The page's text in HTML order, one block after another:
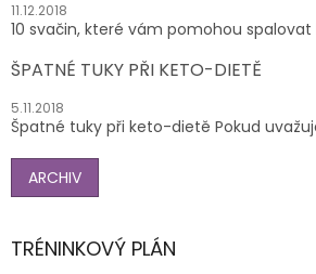
11.12.2018
10 svačin, které vám pomohou spalovat
ŠPATNÉ TUKY PŘI KETO-DIETĚ
5.11.2018
Špatné tuky při keto-dietě Pokud
ARCHIV
TRÉNINKOVÝ PLÁN